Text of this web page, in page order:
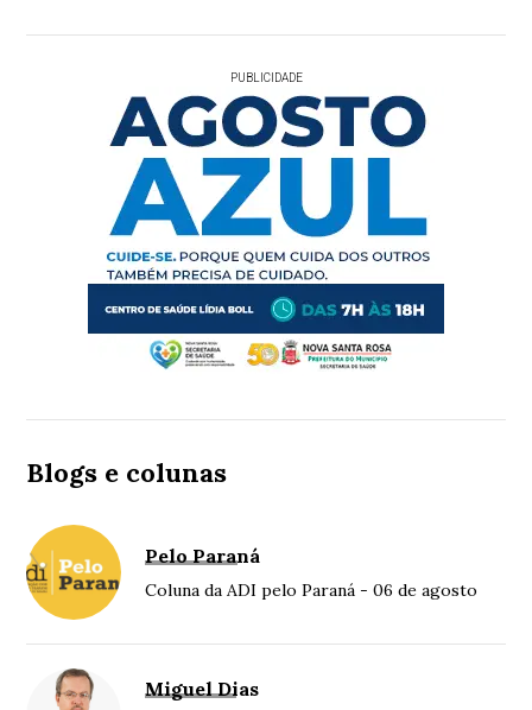
PUBLICIDADE
Blogs e colunas
Pelo Paraná
Coluna da ADI pelo Paraná - 06 de agosto
Miguel Dias